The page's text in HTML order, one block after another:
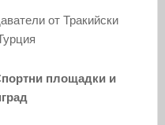
от Тракийски
РТурция
площадки и